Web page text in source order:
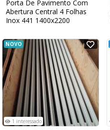
Porta De Pavimento Com
Abertura Central 4 Folhas
Inox 441 1400x2200
NOVO
1 interessado